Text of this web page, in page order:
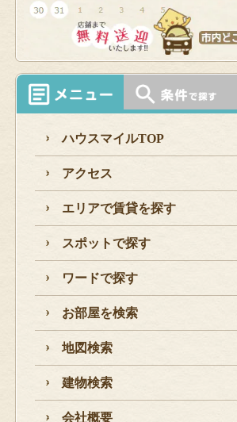
ハウスマイルTOP
アクセス
エリアで賃貸を探す
スポットで探す
ワードで探す
お部屋を検索
地図検索
建物検索
会社概要